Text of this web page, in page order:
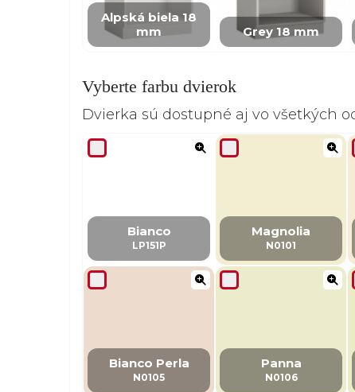
Alpská biela 18
mm
Grey 18 mm
Vyberte farbu dvierok
Dvierka sú dostupné aj vo všetkých
Bianco
LP151P
Magnolia
N0101
Bianco Perla
N0105
Panna
N0106